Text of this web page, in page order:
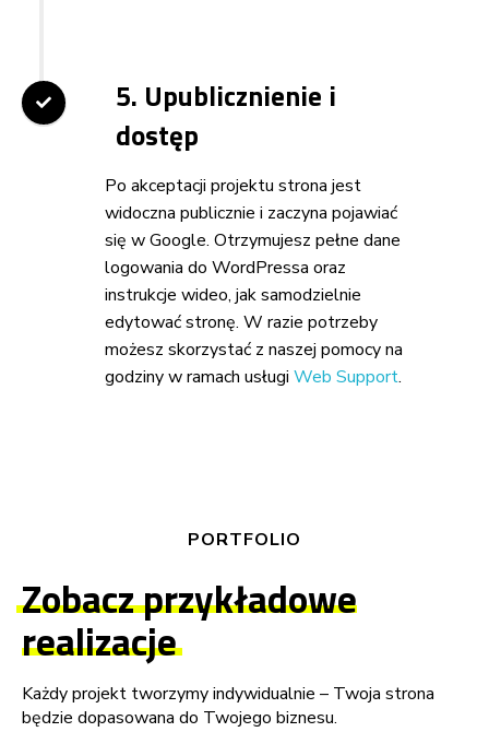
5. Upublicznienie i
dostęp
Po akceptacji projektu strona jest
widoczna publicznie i zaczyna pojawiać
się w Google. Otrzymujesz pełne dane
logowania do WordPressa oraz
instrukcje wideo, jak samodzielnie
edytować stronę. W razie potrzeby
możesz skorzystać z naszej pomocy na
godziny w ramach usługi Web Support.
PORTFOLIO
Zobacz przykładowe
realizacje
Każdy projekt tworzymy indywidualnie – Twoja strona
będzie dopasowana do Twojego biznesu.